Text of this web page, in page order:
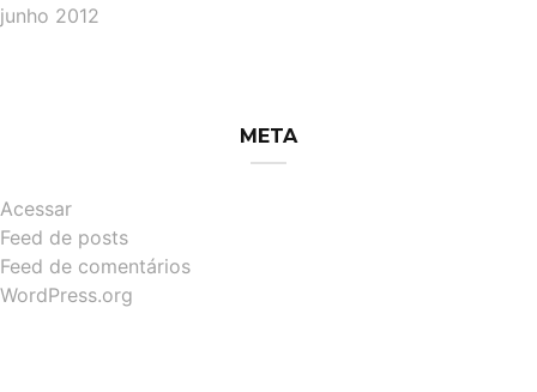
junho 2012
META
Acessar
Feed de posts
Feed de comentários
WordPress.org